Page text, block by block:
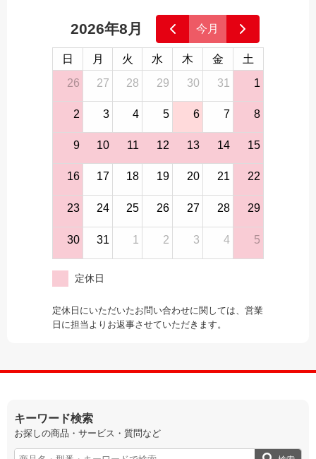
2026年8月 今月
日 月 火 水 木 金
土
26
27 28 29 30 31 1
2 3 4 5 6 7 8
9 10 11 12 13 14 15
16 17 18 19 20 21 22
23 24 25 26 27 28 29
30 31 1 2 3 4 5
定休日
定休日にいただいたお問い合わせに関しては、営業
日に担当よりお返事させていただきます。
キーワード検索
お探しの商品・サービス・質問など